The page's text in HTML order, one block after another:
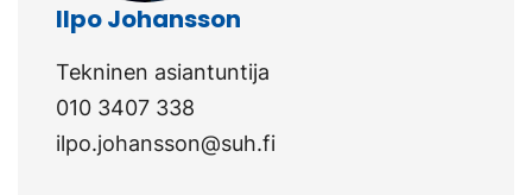
Ilpo Johansson
Tekninen asiantuntija
010 3407 338
ilpo.johansson@suh.fi